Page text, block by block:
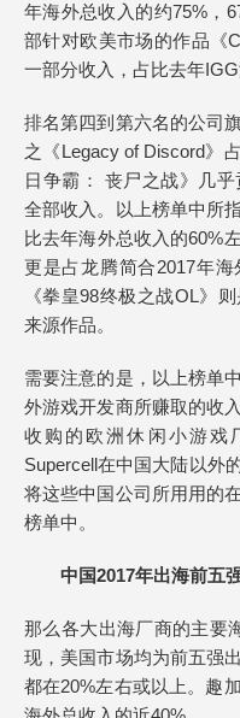
年海外总收入的约75%，
部针对欧美市场的作品《
一部分收入，占比去年
排名第四到第六名的公司
之《Legacy of Discord》
日争霸： 丧尸之战》几
全部收入。以上榜单中所
比去年海外总收入的60%
更是占龙腾简合2017年
《拳皇98终极之战OL》
来源作品。
需要注意的是，以上榜单
外游戏开发商所赚取的收
收购的欧洲休闲小游戏
Supercell在中国大陆以外
将这些中国公司所用用的
榜单中。
中国2017年出海前五强
那么各大出海厂商的主要
现，美国市场均为前五强
都在20%左右或以上。趣